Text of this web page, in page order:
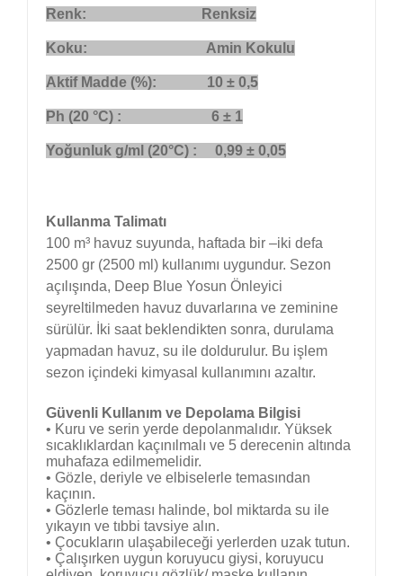
Renk: Renksiz
Koku: Amin Kokulu
Aktif Madde (%): 10 ± 0,5
Ph (20 °C) : 6 ± 1
Yoğunluk g/ml (20°C) : 0,99 ± 0,05
Kullanma Talimatı
100 m³ havuz suyunda, haftada bir –iki defa
2500 gr (2500 ml) kullanımı uygundur. Sezon
açılışında, Deep Blue Yosun Önleyici
seyreltilmeden havuz duvarlarına ve zeminine
sürülür. İki saat beklendikten sonra, durulama
yapmadan havuz, su ile doldurulur. Bu işlem
sezon içindeki kimyasal kullanımını azaltır.
Güvenli Kullanım ve Depolama Bilgisi
• Kuru ve serin yerde depolanmalıdır. Yüksek
sıcaklıklardan kaçınılmalı ve 5 derecenin altında
muhafaza edilmemelidir.
• Gözle, deriyle ve elbiselerle temasından
kaçının.
• Gözlerle teması halinde, bol miktarda su ile
yıkayın ve tıbbi tavsiye alın.
• Çocukların ulaşabileceği yerlerden uzak tutun.
• Çalışırken uygun koruyucu giysi, koruyucu